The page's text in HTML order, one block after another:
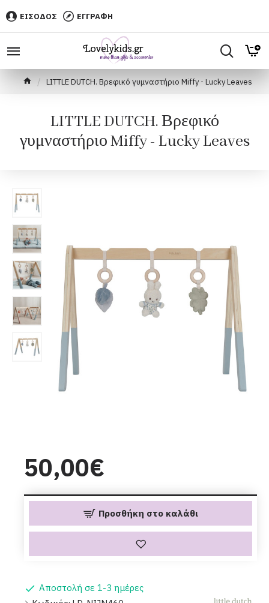
ΕΙΣΟΔΟΣ ΕΓΓΡΑΦΗ
LITTLE DUTCH. Βρεφικό γυμναστήριο Miffy - Lucky Leaves
LITTLE DUTCH. Βρεφικό
γυμναστήριο Miffy - Lucky Leaves
Αποστολή σε 1-3 ημέρες
50,00€
Προσθήκη στο καλάθι